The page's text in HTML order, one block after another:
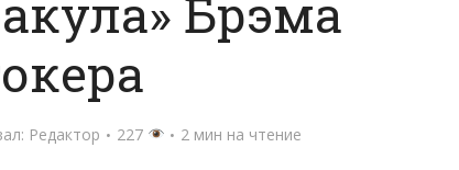
Брэма
Редактор 227 2 мин на чтение